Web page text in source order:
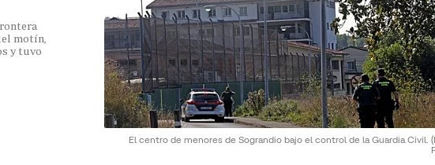
El centro de menores de Sograndio bajo el control de la Guardia Civil.
motín,
y tuvo